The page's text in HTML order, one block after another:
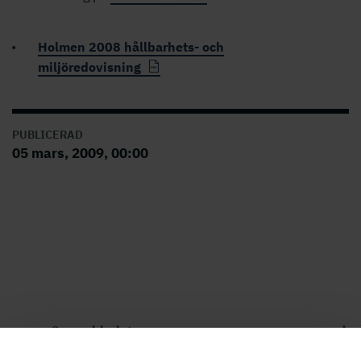
Holmen 2008 hållbarhets- och
miljöredovisning
PUBLICERAD
05 mars, 2009, 00:00
Om webbplatsen